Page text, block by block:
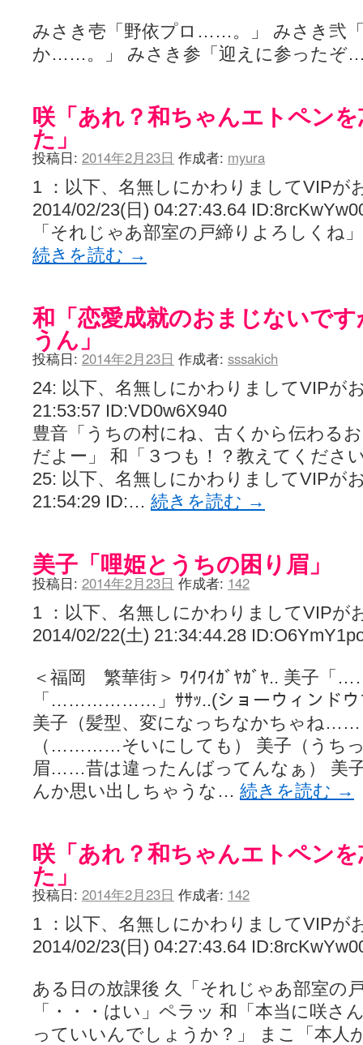
みさき壱「野依プロ……。」 みさき弐
か……。」 みさき参「迎えに参ったぞ
咲「あれ？和ちゃんエトペン
た」
投稿日: 2014年2月23日 作成者: myura
1 ：以下、名無しにかわりましてVIPが
2014/02/23(日) 04:27:43.64
「それじゃあ部室の戸締りよろしくね
続きを読む →
和「恋愛成就のおまじないで
うん」
投稿日: 2014年2月23日 作成者: sssakich
24: 以下、名無しにかわりましてVIPが
21:53:57 ID:VD0w6X940
豊音「うちの村にね、古くから伝わる
だよー」 和「３つも！？教えてくださ
25: 以下、名無しにかわりましてVIPが
21:54:29 ID:… 続きを読む →
美子「哩姫とうちの困り眉」
投稿日: 2014年2月23日 作成者: 142
1 ：以下、名無しにかわりましてVIPが
2014/02/22(土) 21:34:44.28
＜福岡 繁華街＞ ﾜｲﾜｲｶﾞﾔｶﾞﾔ.. 美子
「………………」ｻｻｯ..(ショーウィンドウ
美子（髪型、変になっちなかちゃね
（…………そいにしても） 美子（うち
眉……昔は違ったんばってんなぁ）
んか思い出しちゃうな… 続きを読む →
咲「あれ？和ちゃんエトペン
た」
投稿日: 2014年2月23日 作成者: 142
1 ：以下、名無しにかわりましてVIPが
2014/02/23(日) 04:27:43.64
ある日の放課後 久「それじゃあ部室の
「・・・はい」ペラッ 和「本当に咲さ
っていいんでしょうか？」 まこ「本人